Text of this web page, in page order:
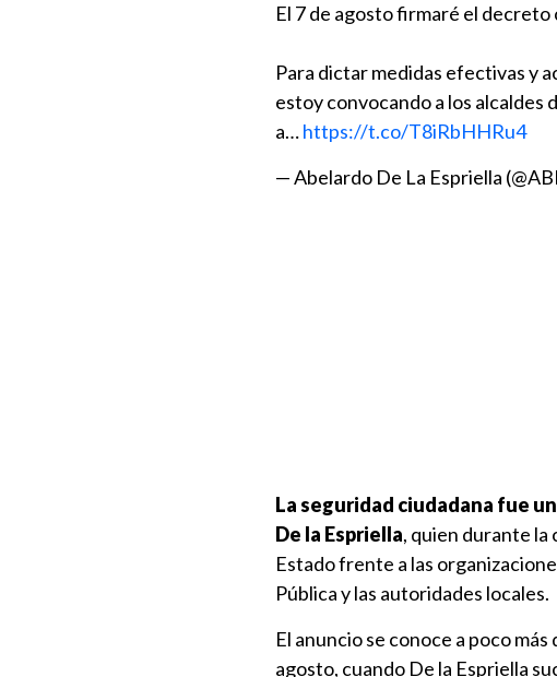
El 7 de agosto firmaré el
Para dictar medidas efectivas y
estoy convocando a los alcaldes
a…https://t.co/T8iRbHHRu4
— Abelardo De La Espriella
La seguridad ciudadana fue
De la Espriella, quien durante
Estado frente a las
Pública y las autoridades locales.
El anuncio se conoce a poco
agosto, cuando De la Espriella